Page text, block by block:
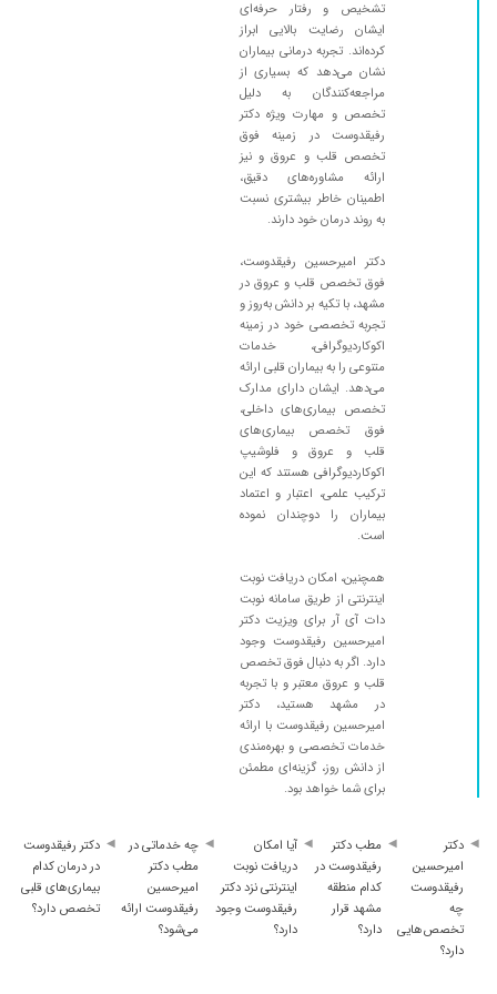
چکاپ دادم
جراحی قلب
چکاب آمده بودم
دکتر خارق
درد درناحیه جناق سینه و تپش قلب
برای چکاپ رفته بودم
دکتر بسیار خوش اخلاق و کارشون عالی
بسیار دکتر باحوصله تشخیص خوب وخوش اخلاق
هستن خدا حفظشون کنه
تشخیص دقیق بیماری مادرم، تشخیصش ن عالیه
مادرم فشار خون داشت که با ویزیت آقای دکتر
مشکل برطرف شد
تست کلی
بسیاذعالی
عدم رضایت
سلام واقعا دکتر با تجربه وبااخلاق کاربلد هرچه از
این جناب دکتر بگم کم گفتم با پرسنل خوش برخورد
دکتر خوبی عالی فقط نمیدونم یه پزشک با این
درآمد چرا باید سرویس بهداشتی آنقدر آلوده
تعجب کردم
خوب بود
دکتر خیلی خوب ، صبور و به نظرم این حسو میدن
که بیمار براشون اهمیت داره.
دریچه های قلب بسته بود آنژو کردن باز شد عالی
بود
بسیار عالی ۱۴۰۴/۰۷/۲۶
دکتر خیلی خوبی هستن ۱۴۰۱/۱۲/۱۱
خوش برخورد
تشخیص و رفتار حرفه‌ای
ایشان رضایت بالایی ابراز
کرده‌اند. تجربه درمانی بیماران
نشان می‌دهد که بسیاری از
مراجعه‌کنندگان به دلیل
تخصص و مهارت ویژه دکتر
رفیقدوست در زمینه فوق
تخصص قلب و عروق و نیز
ارائه مشاوره‌های دقیق،
اطمینان خاطر بیشتری نسبت
به روند درمان خود دارند.
دکتر امیرحسین رفیقدوست،
فوق تخصص قلب و عروق در
مشهد، با تکیه بر دانش به‌روز و
تجربه تخصصی خود در زمینه
اکوکاردیوگرافی، خدمات
متنوعی را به بیماران قلبی ارائه
می‌دهد. ایشان دارای مدارک
تخصص بیماری‌های داخلی،
فوق تخصص بیماری‌های
قلب و عروق و فلوشیپ
اکوکاردیوگرافی هستند که این
ترکیب علمی، اعتبار و اعتماد
بیماران را دوچندان نموده
است.
همچنین، امکان دریافت نوبت
اینترنتی از طریق سامانه نوبت
دات آی آر برای ویزیت دکتر
امیرحسین رفیقدوست وجود
دارد. اگر به دنبال فوق تخصص
قلب و عروق معتبر و با تجربه
در مشهد هستید، دکتر
امیرحسین رفیقدوست با ارائه
خدمات تخصصی و بهره‌مندی
از دانش روز، گزینه‌ای مطمئن
برای شما خواهد بود.
دکتر
امیرحسین
رفیقدوست
چه
تخصص‌هایی
دارد؟
مطب دکتر
رفیقدوست در
کدام منطقه
مشهد قرار
دارد؟
آیا امکان
دریافت نوبت
اینترنتی نزد دکتر
رفیقدوست وجود
دارد؟
چه خدماتی در
مطب دکتر
امیرحسین
رفیقدوست ارائه
می‌شود؟
دکتر رفیقدوست
در درمان کدام
بیماری‌های قلبی
تخصص دارد؟